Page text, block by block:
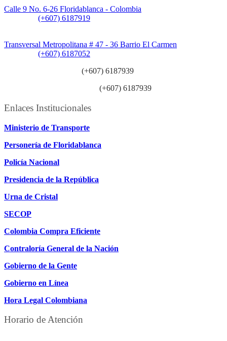
Calle 9 No. 6-26 Floridablanca - Colombia
(+607) 6187919
Transversal Metropolitana # 47 - 36 Barrio El Carmen
(+607) 6187052
(+607) 6187939
(+607) 6187939
Enlaces Institucionales
Ministerio de Transporte
Personería de Floridablanca
Policía Nacional
Presidencia de la República
Urna de Cristal
SECOP
Colombia Compra Eficiente
Contraloría General de la Nación
Gobierno de la Gente
Gobierno en Línea
Hora Legal Colombiana
Horario de Atención